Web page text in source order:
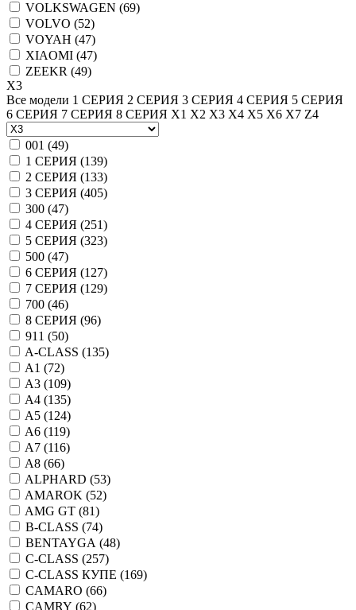
VOLKSWAGEN (69)
VOLVO (52)
VOYAH (47)
XIAOMI (47)
ZEEKR (49)
X3
Все модели 1 СЕРИЯ 2 СЕРИЯ 3 СЕРИЯ 4 СЕРИЯ 5 СЕРИЯ
6 СЕРИЯ 7 СЕРИЯ 8 СЕРИЯ X1 X2 X3 X4 X5 X6 X7 Z4
001 (49)
1 СЕРИЯ (139)
2 СЕРИЯ (133)
3 СЕРИЯ (405)
300 (47)
4 СЕРИЯ (251)
5 СЕРИЯ (323)
500 (47)
6 СЕРИЯ (127)
7 СЕРИЯ (129)
700 (46)
8 СЕРИЯ (96)
911 (50)
A-CLASS (135)
A1 (72)
A3 (109)
A4 (135)
A5 (124)
A6 (119)
A7 (116)
A8 (66)
ALPHARD (53)
AMAROK (52)
AMG GT (81)
B-CLASS (74)
BENTAYGA (48)
C-CLASS (257)
C-CLASS КУПЕ (169)
CAMARO (66)
CAMRY (62)